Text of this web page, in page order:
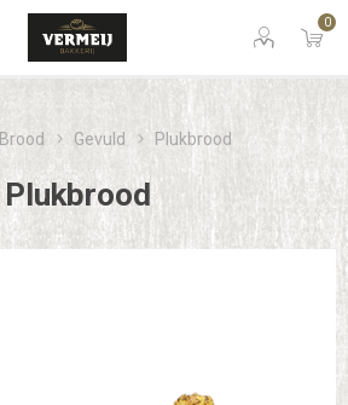
0
Brood Gevuld Plukbrood
Plukbrood